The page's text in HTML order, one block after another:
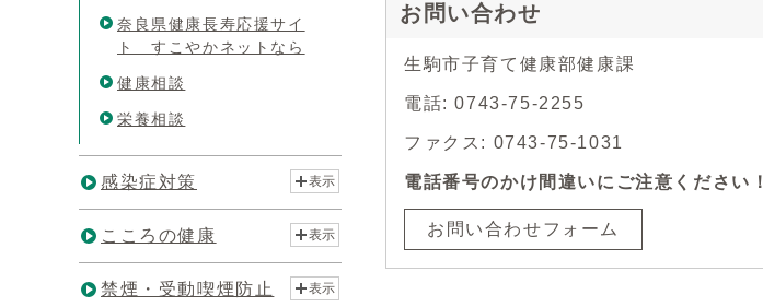
お問い合わせ
生駒市子育て健康部健康課
電話: 0743-75-2255
ファクス: 0743-75-1031
電話番号のかけ間違いにご注意ください！
お問い合わせフォーム
奈良県健康長寿応援サイ
ト すこやかネットなら
健康相談
栄養相談
感染症対策 表示
こころの健康 表示
禁煙・受動喫煙防止 表示